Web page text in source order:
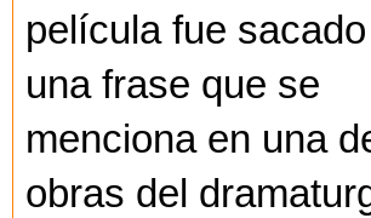
película fue
una frase que se
menciona en una
obras del